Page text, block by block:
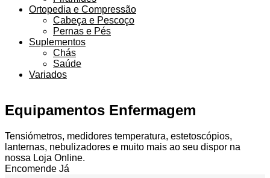
Ortopedia e Compressão
Cabeça e Pescoço
Pernas e Pés
Suplementos
Chás
Saúde
Variados
Equipamentos Enfermagem
Tensiómetros, medidores temperatura, estetoscópios,
lanternas, nebulizadores e muito mais ao seu dispor na
nossa Loja Online.
Encomende Já